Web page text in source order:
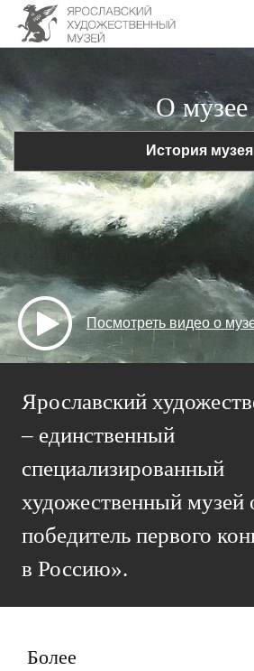
О музее
История музея
Посмотреть видео о
Ярославский
– единственный
специализированный
художественный музей
победитель первого
в Россию».
Более